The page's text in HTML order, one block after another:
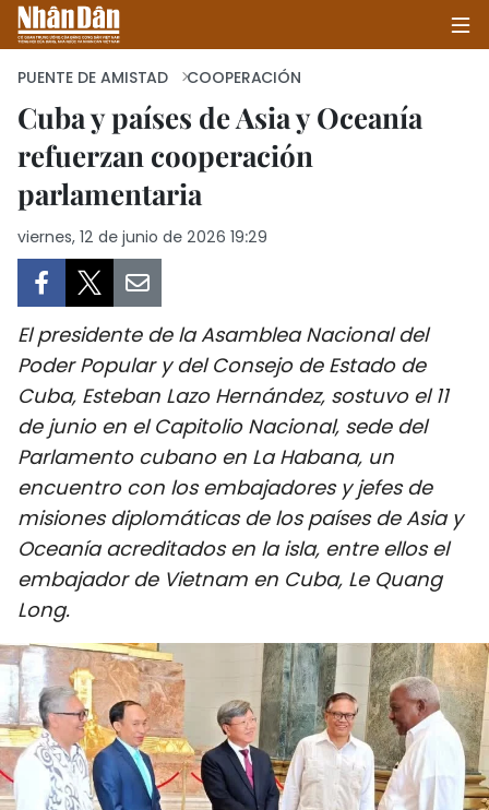
INICIO
POLÍTICA
SALUD - MEDIO AMBIENTE
CULTURA - ENTRETENIMIENTO
INTERNACIONAL
DEPORTES
VIAJES
HISTORIAS MULTIMEDIA
FOTOGRAFÍA
¿QUIÉNES SOMOS?
PUENTE DE AMISTAD COOPERACIÓN
Cuba y países de Asia y Oceanía
refuerzan cooperación
parlamentaria
viernes, 12 de junio de 2026 19:29
El presidente de la Asamblea Nacional del
Poder Popular y del Consejo de Estado de
Cuba, Esteban Lazo Hernández, sostuvo el 11
de junio en el Capitolio Nacional, sede del
Parlamento cubano en La Habana, un
encuentro con los embajadores y jefes de
misiones diplomáticas de los países de Asia y
Oceanía acreditados en la isla, entre ellos el
embajador de Vietnam en Cuba, Le Quang
Long.